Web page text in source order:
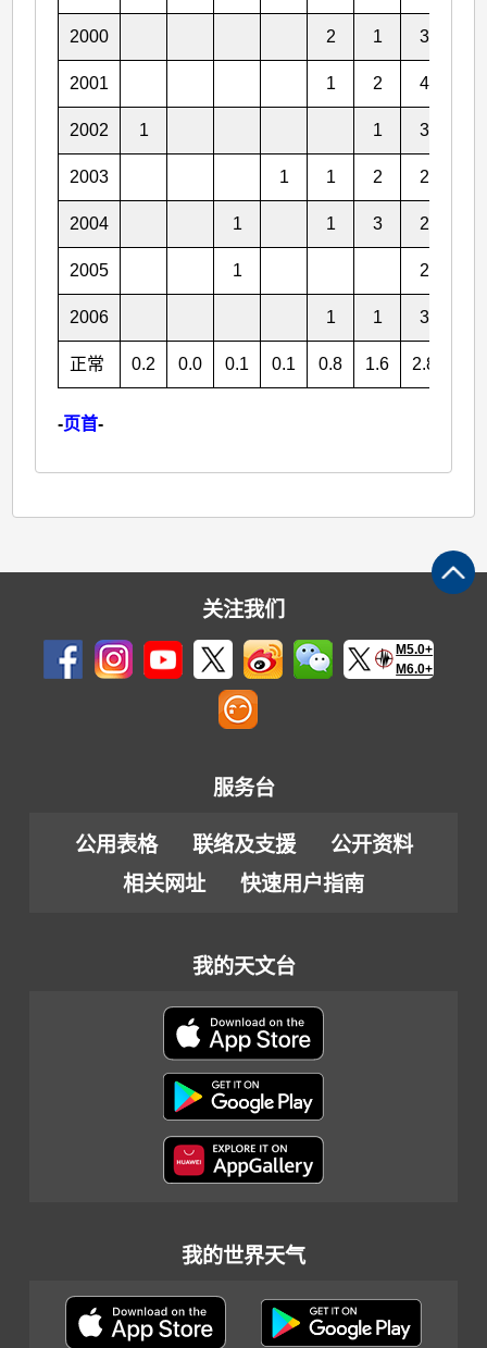
2000 2 1 3
2001 1 2 4
2002 1 1 3
2003 1 1 2 2
2004 1 1 3 2
2005 1 2
2006 1 1 3
正常 0.2 0.0 0.1 0.1 0.8 1.6 2.8
-页首-
关注我们
M5.0+
M6.0+
服务台
公用表格 联络及支援
公开资料
相关网址
快速用户指南
我的天文台
我的世界天气